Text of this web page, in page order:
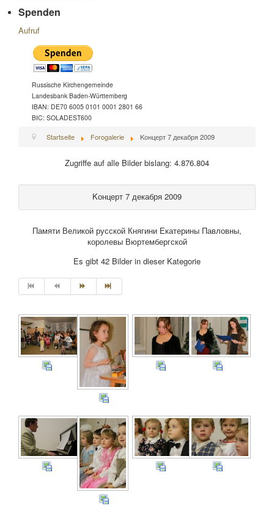
Spenden
Aufruf
Russische Kirchengemeinde
Landesbank Baden-Württemberg
IBAN: DE70 6005 0101 0001 2801 66
BIC: SOLADEST600
Startseite Forogalerie Kонцерт 7 декабря 2009
Zugriffe auf alle Bilder bislang: 4.876.804
Kонцерт 7 декабря 2009
Памяти Великой русской Княгини Екатерины Павловны,
королевы Вюртембергской
Es gibt 42 Bilder in dieser Kategorie